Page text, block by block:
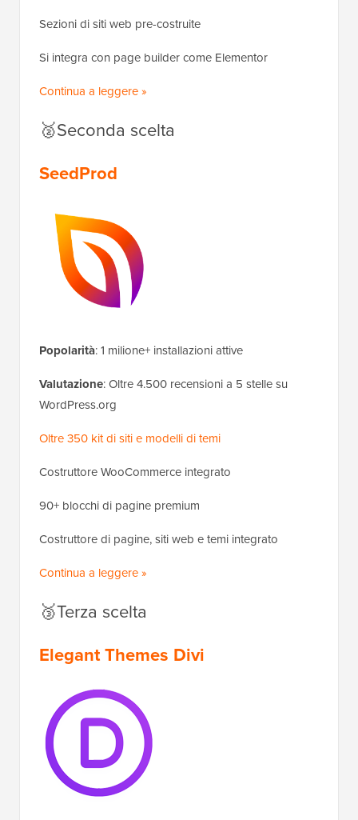
Sezioni di siti web pre-costruite
Si integra con page builder come Elementor
Continua a leggere »
🥈Seconda scelta
SeedProd
Popolarità: 1 milione+ installazioni attive
Valutazione: Oltre 4.500 recensioni a 5 stelle su
WordPress.org
Oltre 350 kit di siti e modelli di temi
Costruttore WooCommerce integrato
90+ blocchi di pagine premium
Costruttore di pagine, siti web e temi integrato
Continua a leggere »
🥉Terza scelta
Elegant Themes Divi